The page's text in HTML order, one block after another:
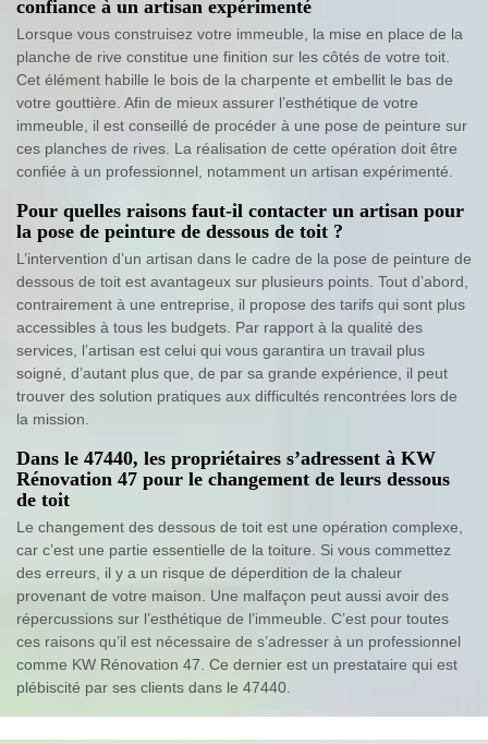
confiance à un artisan expérimenté
Lorsque vous construisez votre immeuble, la mise en place de la
planche de rive constitue une finition sur les côtés de votre toit.
Cet élément habille le bois de la charpente et embellit le bas de
votre gouttière. Afin de mieux assurer l’esthétique de votre
immeuble, il est conseillé de procéder à une pose de peinture sur
ces planches de rives. La réalisation de cette opération doit être
confiée à un professionnel, notamment un artisan expérimenté.
Pour quelles raisons faut-il contacter un artisan pour
la pose de peinture de dessous de toit ?
L’intervention d’un artisan dans le cadre de la pose de peinture de
dessous de toit est avantageux sur plusieurs points. Tout d’abord,
contrairement à une entreprise, il propose des tarifs qui sont plus
accessibles à tous les budgets. Par rapport à la qualité des
services, l’artisan est celui qui vous garantira un travail plus
soigné, d’autant plus que, de par sa grande expérience, il peut
trouver des solution pratiques aux difficultés rencontrées lors de
la mission.
Dans le 47440, les propriétaires s’adressent à KW
Rénovation 47 pour le changement de leurs dessous
de toit
Le changement des dessous de toit est une opération complexe,
car c’est une partie essentielle de la toiture. Si vous commettez
des erreurs, il y a un risque de déperdition de la chaleur
provenant de votre maison. Une malfaçon peut aussi avoir des
répercussions sur l’esthétique de l’immeuble. C’est pour toutes
ces raisons qu’il est nécessaire de s’adresser à un professionnel
comme KW Rénovation 47. Ce dernier est un prestataire qui est
plébiscité par ses clients dans le 47440.